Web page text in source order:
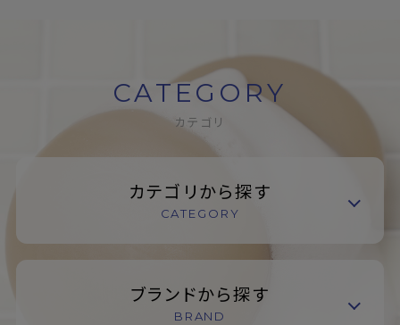
CATEGORY
カテゴリ
カテゴリから探す
CATEGORY
ブランドから探す
BRAND